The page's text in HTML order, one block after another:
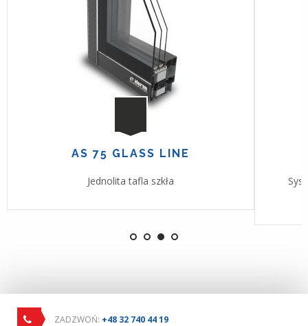
AS 75 GLASS LINE
Jednolita tafla szkła
ZADZWOŃ: +48 32 740 44 19